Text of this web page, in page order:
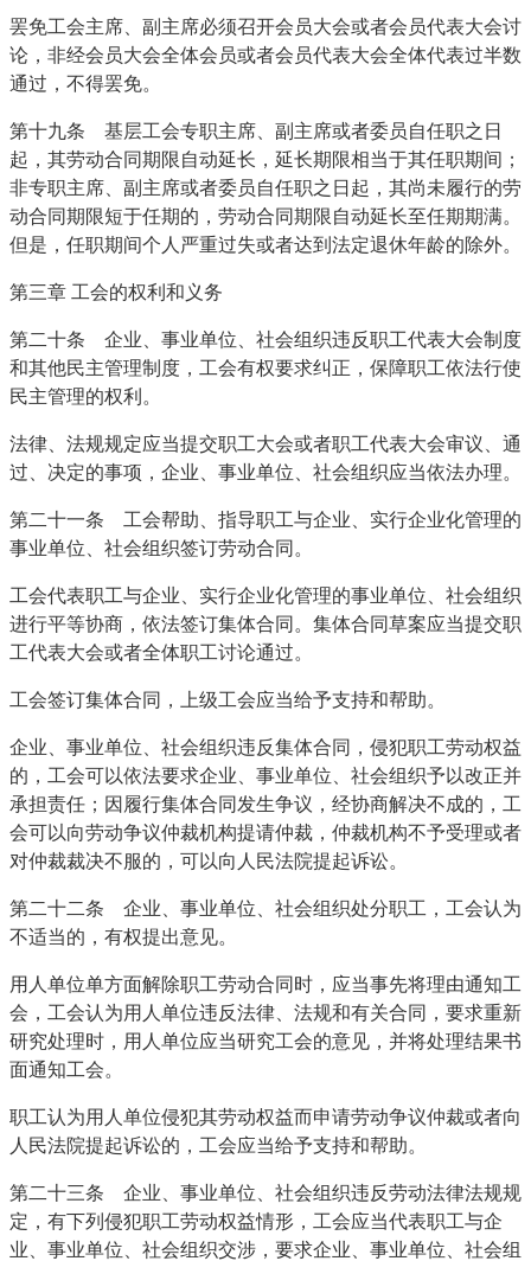
罢免工会主席、副主席必须召开会员大会或者会员代表大会讨
论，非经会员大会全体会员或者会员代表大会全体代表过半数
通过，不得罢免。
第十九条 基层工会专职主席、副主席或者委员自任职之日
起，其劳动合同期限自动延长，延长期限相当于其任职期间；
非专职主席、副主席或者委员自任职之日起，其尚未履行的劳
动合同期限短于任期的，劳动合同期限自动延长至任期期满。
但是，任职期间个人严重过失或者达到法定退休年龄的除外。
第三章 工会的权利和义务
第二十条 企业、事业单位、社会组织违反职工代表大会制度
和其他民主管理制度，工会有权要求纠正，保障职工依法行使
民主管理的权利。
法律、法规规定应当提交职工大会或者职工代表大会审议、通
过、决定的事项，企业、事业单位、社会组织应当依法办理。
第二十一条 工会帮助、指导职工与企业、实行企业化管理的
事业单位、社会组织签订劳动合同。
工会代表职工与企业、实行企业化管理的事业单位、社会组织
进行平等协商，依法签订集体合同。集体合同草案应当提交职
工代表大会或者全体职工讨论通过。
工会签订集体合同，上级工会应当给予支持和帮助。
企业、事业单位、社会组织违反集体合同，侵犯职工劳动权益
的，工会可以依法要求企业、事业单位、社会组织予以改正并
承担责任；因履行集体合同发生争议，经协商解决不成的，工
会可以向劳动争议仲裁机构提请仲裁，仲裁机构不予受理或者
对仲裁裁决不服的，可以向人民法院提起诉讼。
第二十二条 企业、事业单位、社会组织处分职工，工会认为
不适当的，有权提出意见。
用人单位单方面解除职工劳动合同时，应当事先将理由通知工
会，工会认为用人单位违反法律、法规和有关合同，要求重新
研究处理时，用人单位应当研究工会的意见，并将处理结果书
面通知工会。
职工认为用人单位侵犯其劳动权益而申请劳动争议仲裁或者向
人民法院提起诉讼的，工会应当给予支持和帮助。
第二十三条 企业、事业单位、社会组织违反劳动法律法规规
定，有下列侵犯职工劳动权益情形，工会应当代表职工与企
业、事业单位、社会组织交涉，要求企业、事业单位、社会组